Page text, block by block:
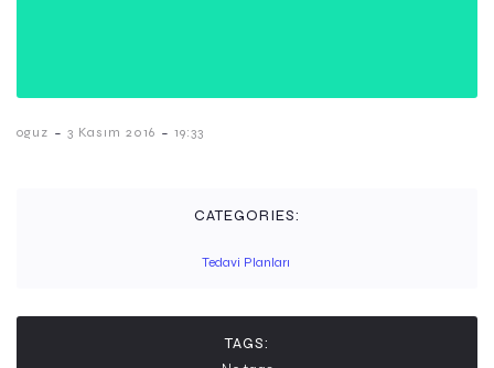
oguz - 3 Kasım 2016 - 19:33
CATEGORIES:
Tedavi Planları
TAGS: